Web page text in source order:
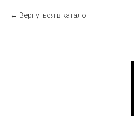
Вернуться в каталог